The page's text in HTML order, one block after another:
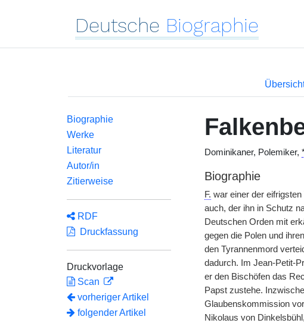
Deutsche Biographie
Biographie
Werke
Literatur
Autor/in
Zitierweise
RDF
Druckfassung
Druckvorlage
Scan
vorheriger Artikel
folgender Artikel
Dominikaner, Polemiker,
Biographie
F. war einer der
auch, der ihn in Schutz
Deutschen Orden mit
gegen die Polen und
den Tyrannenmord
dadurch. Im Jean-Petit-
er den Bischöfen das
Papst zustehe.
Glaubenskommission
Nikolaus von